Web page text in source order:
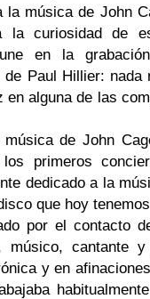
la música de John
la curiosidad de
en la
Paul Hillier: nada
alguna de las
de John
primeros
dedicado a la
que hoy
por el contacto
músico, cantante y
y en